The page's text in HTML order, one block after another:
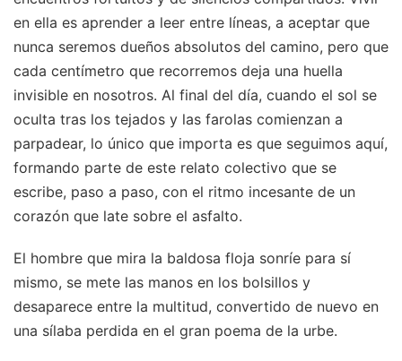
en ella es aprender a leer entre líneas, a aceptar que
nunca seremos dueños absolutos del camino, pero que
cada centímetro que recorremos deja una huella
invisible en nosotros. Al final del día, cuando el sol se
oculta tras los tejados y las farolas comienzan a
parpadear, lo único que importa es que seguimos aquí,
formando parte de este relato colectivo que se
escribe, paso a paso, con el ritmo incesante de un
corazón que late sobre el asfalto.
El hombre que mira la baldosa floja sonríe para sí
mismo, se mete las manos en los bolsillos y
desaparece entre la multitud, convertido de nuevo en
una sílaba perdida en el gran poema de la urbe.